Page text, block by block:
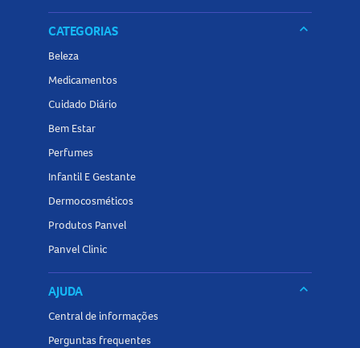
CATEGORIAS keyboard_arrow_down
Beleza
Medicamentos
Cuidado Diário
Bem Estar
Perfumes
Infantil E Gestante
Dermocosméticos
Produtos Panvel
Panvel Clinic
AJUDA keyboard_arrow_down
Central de informações
Perguntas frequentes